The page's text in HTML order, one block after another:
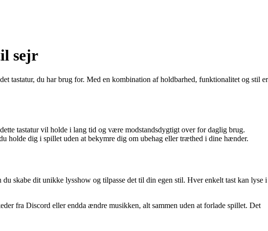
sejr
tastatur, du har brug for. Med en kombination af holdbarhed, funktionalitet og stil er
tastatur vil holde i lang tid og være modstandsdygtigt over for daglig brug.
holde dig i spillet uden at bekymre dig om ubehag eller træthed i dine hænder.
skabe dit unikke lysshow og tilpasse det til din egen stil. Hver enkelt tast kan lyse i
fra Discord eller endda ændre musikken, alt sammen uden at forlade spillet. Det